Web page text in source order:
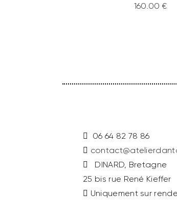
160 00 €
06 64 82 78 86
DINARD, Bretagne
25 bis rue René Kieffer
Uniquement sur